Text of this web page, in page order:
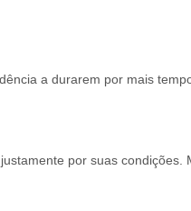
a durarem por mais
por suas